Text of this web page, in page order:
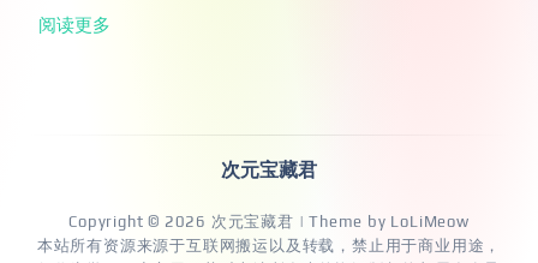
阅读更多
次元宝藏君
Copyright © 2026 次元宝藏君 | Theme by LoLiMeow
本站所有资源来源于互联网搬运以及转载，禁止用于商业用途，